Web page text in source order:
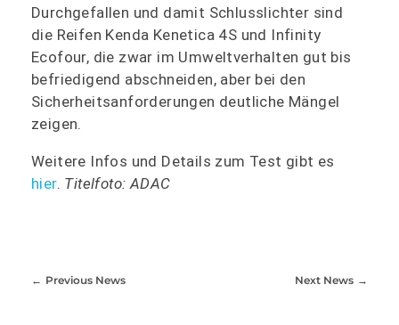
Durchgefallen und damit Schlusslichter sind
die Reifen Kenda Kenetica 4S und Infinity
Ecofour, die zwar im Umweltverhalten gut bis
befriedigend abschneiden, aber bei den
Sicherheitsanforderungen deutliche Mängel
zeigen.
Weitere Infos und Details zum Test gibt es
hier. Titelfoto: ADAC
Previous News Next News